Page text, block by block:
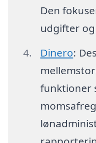
Den
udgifter
Dinero:
funktioner